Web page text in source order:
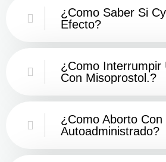
¿Como Saber Si
Efecto?
¿como Interrumpir
Con Misoprostol.?
¿Como Aborto Con
Autoadministrado?